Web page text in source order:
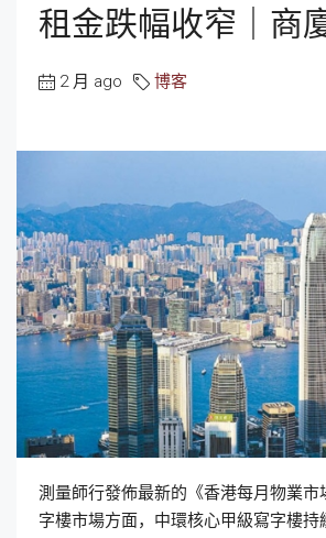
租金跌幅收窄｜商
2 月 ago 博客
測量師行發佈最新的《香港每月物業市
字樓市場方面，中環核心甲級寫字樓持